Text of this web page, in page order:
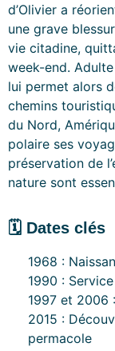
d’Olivier a
une grave
vie citadine,
week-end.
lui permet alors
chemins
du Nord,
polaire ses
préservation de
nature sont
🗓 Dates clés
1968 :
1990 :
1997 et 2006
2015 :
permacole